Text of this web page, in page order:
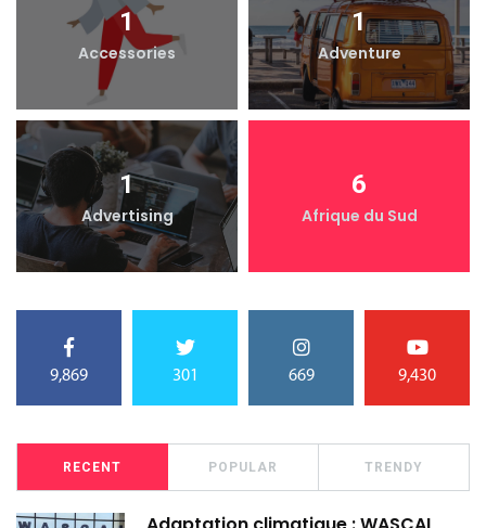
1
Accessories
1
Adventure
1
Advertising
6
Afrique du Sud
9,869 301 669 9,430
RECENT POPULAR TRENDY